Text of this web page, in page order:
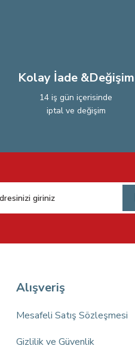
Kolay İade &Değişim
14 iş gün içerisinde
iptal ve değişim
Alışveriş
Mesafeli Satış Sözleşmesi
Gizlilik ve Güvenlik